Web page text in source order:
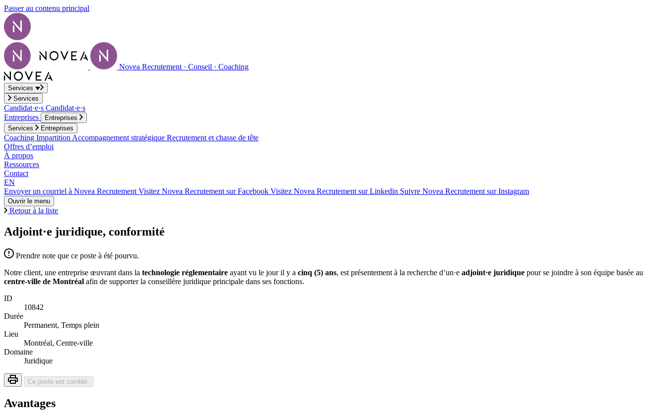
Passer au contenu principal
Novea Recrutement · Conseil · Coaching
Services
Services
Candidat·e·s Candidat·e·s
Entreprises
Entreprises
Services
Entreprises
Coaching Impartition Accompagnement stratégique Recrutement et chasse de tête
Offres d’emploi
À propos
Ressources
Contact
EN
Envoyer un courriel à Novea Recrutement Visitez Novea Recrutement sur Facebook Visitez Novea Recrutement sur Linkedin Suivre Novea Recrutement sur Instagram
Ouvrir le menu
Retour à la liste
Adjoint·e juridique, conformité
Prendre note que ce poste à été pourvu.
Notre client, une entreprise œuvrant dans la technologie réglementaire ayant vu le jour il y a cinq (5) ans, est présentement à la recherche d’un·e adjoint·e juridique pour se joindre à son équipe basée au
centre-ville de Montréal afin de supporter la conseillère juridique principale dans ses fonctions.
ID
10842
Durée
Permanent, Temps plein
Lieu
Montréal, Centre-ville
Domaine
Juridique
Ce poste est comblé.
Avantages